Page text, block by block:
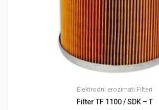
Elektrodni erozimati Filteri
Filter TF 1100 / SDK – T